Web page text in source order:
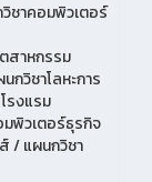
ชาคอมพิวเตอร์
สาหกรรม
วิชาโลหะการ
รงแรม
พิวเตอร์ธุรกิจ
/ แผนกวิชา